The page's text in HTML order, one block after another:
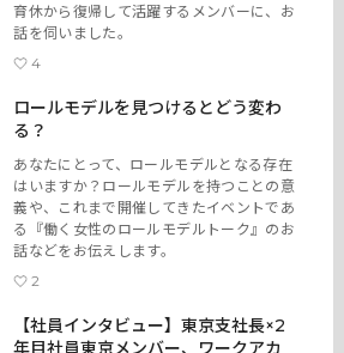
育休から復帰して活躍するメンバーに、お
話を伺いました。
4
ロールモデルを見つけるとどう変わ
る？
あなたにとって、ロールモデルとなる存在
はいますか？ロールモデルを持つことの意
義や、これまで開催してきたイベントであ
る『働く女性のロールモデルトーク』のお
話などをお伝えします。
2
【社員インタビュー】東京支社長×2
年目社員東京メンバー、ワークアカ